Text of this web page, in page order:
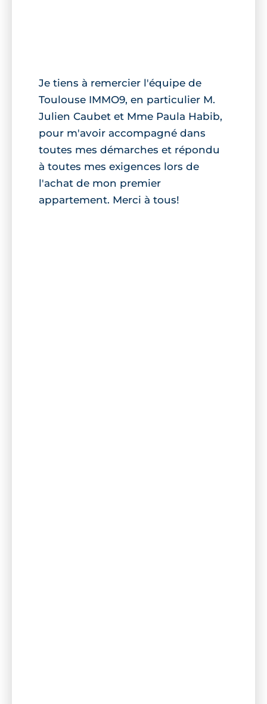
Je tiens à remercier l'équipe de
Toulouse IMMO9, en particulier M.
Julien Caubet et Mme Paula Habib,
pour m'avoir accompagné dans
toutes mes démarches et répondu
à toutes mes exigences lors de
l'achat de mon premier
appartement. Merci à tous!